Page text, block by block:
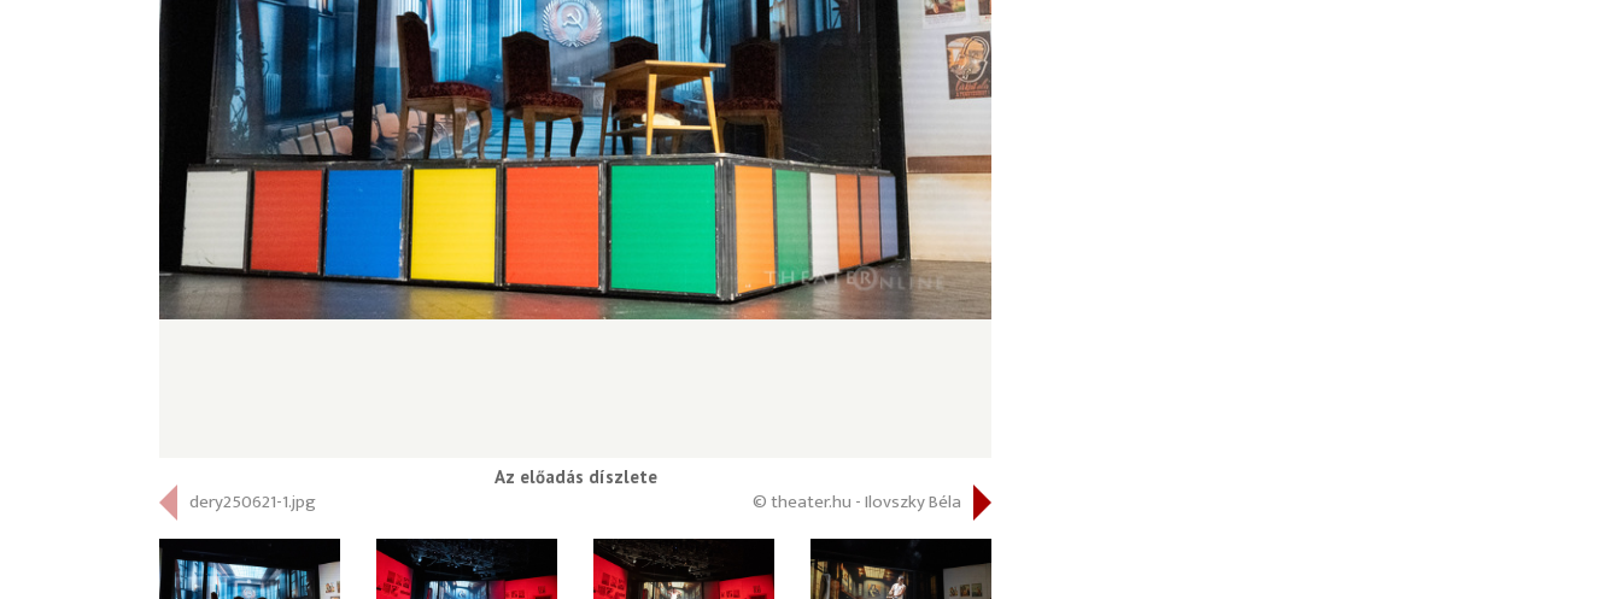
Az előadás díszlete
© theater.hu - Ilovszky Béla
dery250621-1.jpg